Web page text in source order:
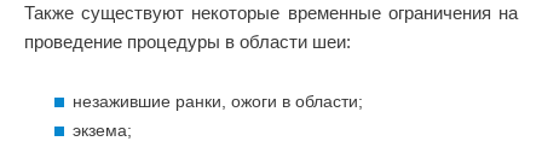
Также существуют некоторые временные ограничения на
проведение процедуры в области шеи:
незажившие ранки, ожоги в области;
экзема;